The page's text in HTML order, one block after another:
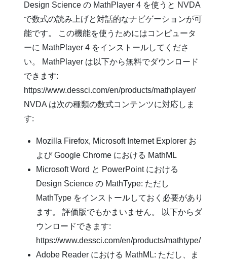
Design Science の MathPlayer 4 を使うと NVDA
で数式の読み上げと対話的なナビゲーションが可
能です。 この機能を使うためにはコンピュータ
ーに MathPlayer 4 をインストールしてくださ
い。 MathPlayer は以下から無料でダウンロード
できます:
https://www.dessci.com/en/products/mathplayer/
NVDA は次の種類の数式コンテンツに対応しま
す:
Mozilla Firefox, Microsoft Internet Explorer お
よび Google Chrome における MathML
Microsoft Word と PowerPoint における
Design Science の MathType: ただし
MathType をインストールしておく必要があり
ます。 評価版でもかまいません。 以下からダ
ウンロードできます:
https://www.dessci.com/en/products/mathtype/
Adobe Reader における MathML: ただし、ま